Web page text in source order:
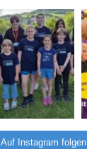
Auf Instagram folgen